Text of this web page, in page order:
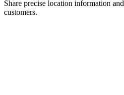
Share precise location information
customers.